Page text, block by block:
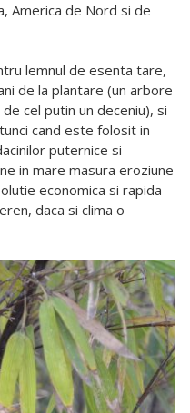
America de Nord si de
lemnul de esenta tare,
de la plantare (un arbore
cel putin un deceniu), si
cand este folosit in
puternice si
in mare masura eroziune
economica si rapida
daca si clima o